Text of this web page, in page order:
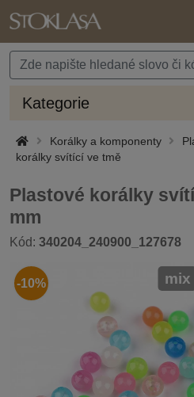
Kategorie
Korálky a komponenty
korálky svítící ve tmě
Plastové korálky
mm
Kód: 340204_240900_127678
-10% mix